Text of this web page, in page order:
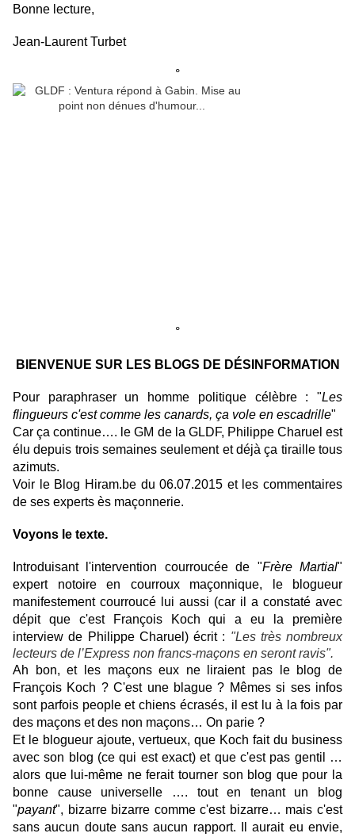
Bonne lecture,
Jean-Laurent Turbet
°
°
BIENVENUE SUR LES BLOGS DE DÉSINFORMATION
Pour paraphraser un homme politique célèbre : "Les
flingueurs c'est comme les canards, ça vole en escadrille"
Car ça continue…. le GM de la GLDF, Philippe Charuel est
élu depuis trois semaines seulement et déjà ça tiraille tous
azimuts.
Voir le Blog Hiram.be du 06.07.2015 et les commentaires
de ses experts ès maçonnerie.
Voyons le texte.
Introduisant l'intervention courroucée de "Frère Martial"
expert notoire en courroux maçonnique, le blogueur
manifestement courroucé lui aussi (car il a constaté avec
dépit que c'est François Koch qui a eu la première
interview de Philippe Charuel) écrit : "Les très nombreux
lecteurs de l’Express non francs-maçons en seront ravis".
Ah bon, et les maçons eux ne liraient pas le blog de
François Koch ? C'est une blague ? Mêmes si ses infos
sont parfois people et chiens écrasés, il est lu à la fois par
des maçons et des non maçons… On parie ?
Et le blogueur ajoute, vertueux, que Koch fait du business
avec son blog (ce qui est exact) et que c'est pas gentil …
alors que lui-même ne ferait tourner son blog que pour la
bonne cause universelle …. tout en tenant un blog
"payant", bizarre bizarre comme c'est bizarre… mais c'est
sans aucun doute sans aucun rapport. Il aurait eu envie,